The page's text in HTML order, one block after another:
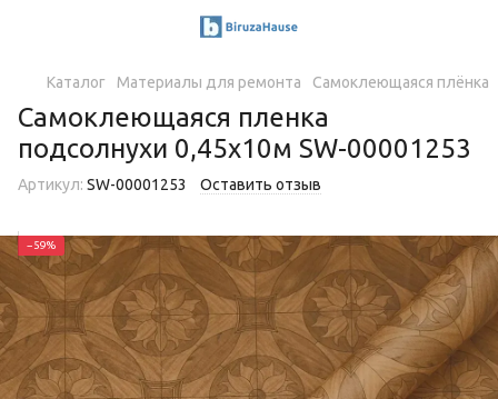
Каталог Материалы для ремонта Самоклеющаяся плёнка
Самоклеющаяся пленка
подсолнухи 0,45х10м SW-00001253
Артикул: SW-00001253 Оставить отзыв
−59%